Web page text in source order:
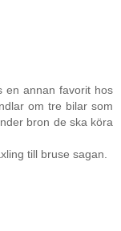
en annan favorit hos
om tre bilar som
bron de ska köra
till bruse sagan.